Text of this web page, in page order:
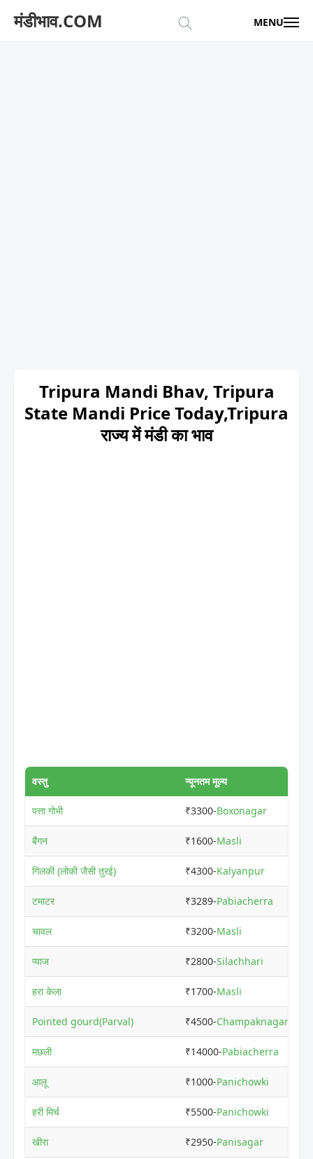
मंडीभाव.COM MENU
Tripura Mandi Bhav, Tripura
State Mandi Price Today,Tripura
राज्य में मंडी का भाव
वस्तु न्यूनतम मूल्य
पत्ता गोभी ₹3300-Boxonagar
बैंगन ₹1600-Masli
गिलकी (लोकी जैसी तुरई) ₹4300-Kalyanpur
टमाटर ₹3289-Pabiacherra
चावल ₹3200-Masli
प्याज ₹2800-Silachhari
हरा केला ₹1700-Masli
Pointed gourd(Parval) ₹4500-Champaknagar
मछली ₹14000-Pabiacherra
आलू ₹1000-Panichowki
हरी मिर्च ₹5500-Panichowki
खीरा ₹2950-Panisagar